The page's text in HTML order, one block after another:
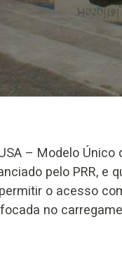
– Modelo
pelo PRR,
o acesso
no